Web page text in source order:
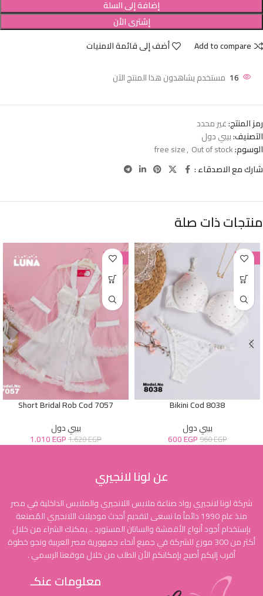
إضافة إلى السلة
إشترى الأن
Add to compare
أضف إلى قائمة الامنيات
16 مستخدم يشاهدون هذا المنتج الآن
رمز المنتج:غير محدد
التصنيف:بيبي دول
الوسوم:
free size, Out of stock
شارك مع الاصدقاء :
منتجات ذات صلة
-38%
Bikini Cod 8038
بيبي دول
960EGP
600EGP
-38%
Short Bridal Rob Cod 7057
بيبي دول
1.620EGP
1.010EGP
عن لونا لانجيري
شركة لونا لانجيري رواد صناعة ملابس اللانجيري والملابس الداخلية في مصر
منذ عام 1990 دائماً ما نسعى لتقديم أحدث موديلات اللانجيري المُصنعة
بإستخدام أجود أنواع الأقمشة والساتان المستورد .. يمكنك الشراء من خلال
أكثر من 300 موزع للشركة في جميع أنحاء جمهورية مصر العربية ونحو خطوة
أقرب إليكم أصبح بإمكانكم الأن الطلب من خلال موقعنا الرسمي .
معلومات عنكـ